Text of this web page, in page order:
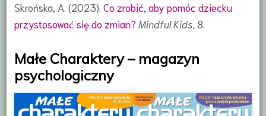
Skrońska, A. (2023). Co zrobić, aby pomóc dziecku
przystosować się do zmian?Mindful Kids, 8.
Małe Charaktery – magazyn
psychologiczny